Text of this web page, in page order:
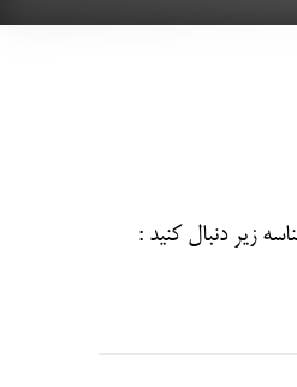
زیردنبال کنید :